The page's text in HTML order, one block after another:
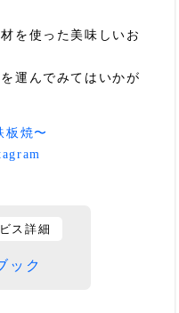
を使った美味しいお
運んでみてはいかが
板焼〜
ス詳細
ック